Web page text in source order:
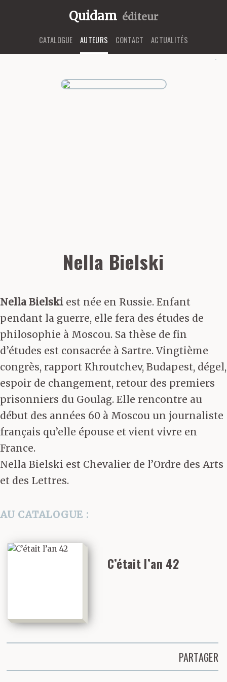
Quidam éditeur
CATALOGUE AUTEURS CONTACT ACTUALITÉS
Nella Bielski
Nella Bielski est née en Russie. Enfant
pendant la guerre, elle fera des études de
philosophie à Moscou. Sa thèse de fin
d’études est consacrée à Sartre. Vingtième
congrès, rapport Khroutchev, Budapest, dégel,
espoir de changement, retour des premiers
prisonniers du Goulag. Elle rencontre au
début des années 60 à Moscou un journaliste
français qu’elle épouse et vient vivre en
France.
Nella Bielski est Chevalier de l’Ordre des Arts
et des Lettres.
AU CATALOGUE :
C’était l’an 42
PARTAGER